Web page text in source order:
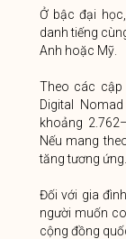
Ở bậc đại
danh tiếng
Anh hoặc Mỹ.
Theo các cập
Digital
khoảng
Nếu mang
tăng tương ứng.
Đối với gia
người muốn
cộng đồng